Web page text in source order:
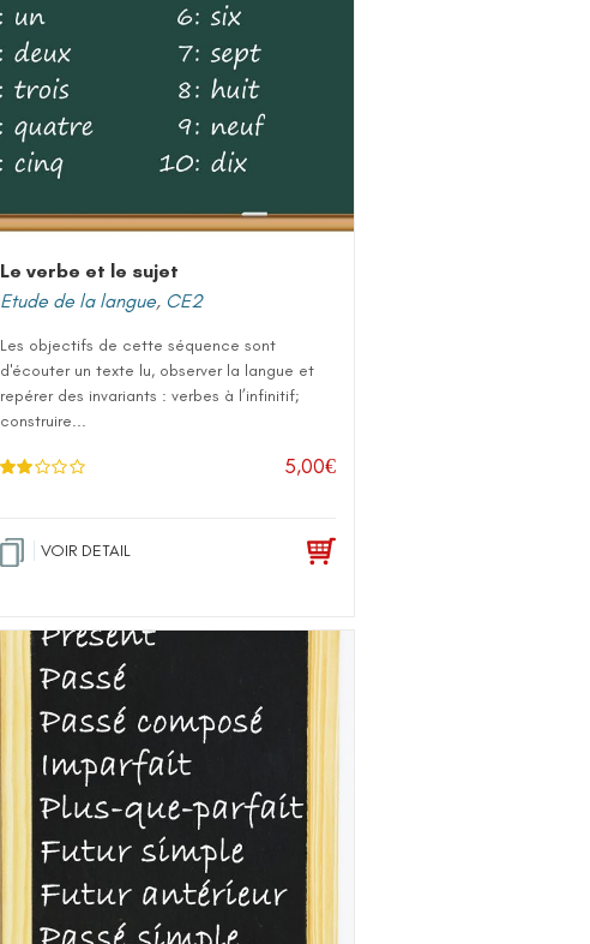
Le verbe et le sujet
Etude de la langue, CE2
Les objectifs de cette séquence sont
d'écouter un texte lu, observer la langue et
repérer des invariants : verbes à l’infinitif;
construire...
5,00€
VOIR DETAIL